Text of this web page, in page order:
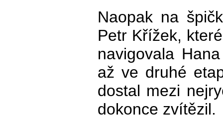
Naopak na
Petr Křížek,
navigovala
až ve druhé
dostal mezi
dokonce zvítězil.